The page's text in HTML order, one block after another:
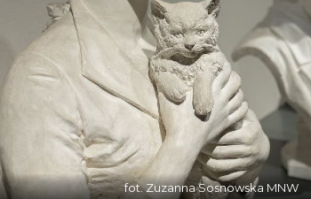
fot. Zuzanna Sosnowska MNW